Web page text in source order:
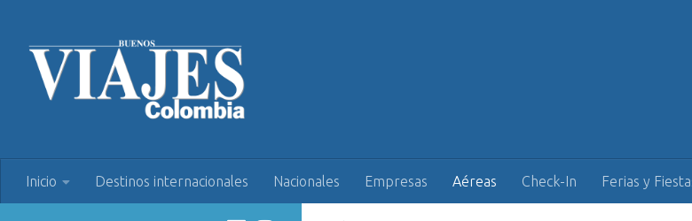
Inicio Destinos internacionales Nacionales Empresas Aéreas Check-In Ferias y